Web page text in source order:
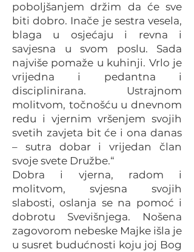
poboljšanjem držim da će sve
biti dobro. Inače je sestra vesela,
blaga u osjećaju i revna i
savjesna u svom poslu. Sada
najviše pomaže u kuhinji. Vrlo je
vrijedna i pedantna i
disciplinirana. Ustrajnom
molitvom, točnošću u dnevnom
redu i vjernim vršenjem svojih
svetih zavjeta bit će i ona danas
– sutra dobar i vrijedan član
svoje svete Družbe.“
Dobra i vjerna, radom i
molitvom, svjesna svojih
slabosti, oslanja se na pomoć i
dobrotu Svevišnjega. Nošena
zagovorom nebeske Majke išla je
u susret budućnosti koju joj Bog